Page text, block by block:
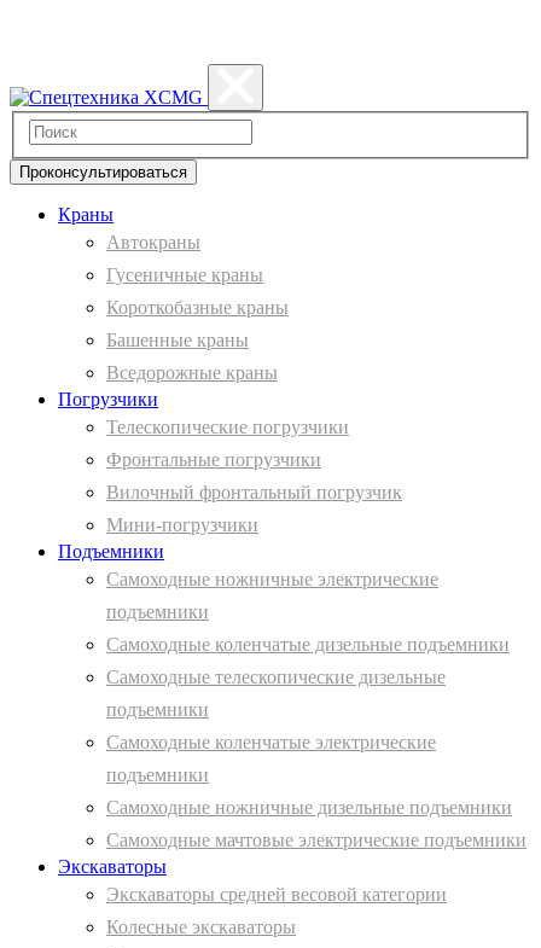
Проконсультироваться
Краны
Автокраны
Гусеничные краны
Короткобазные краны
Башенные краны
Вcедорожные краны
Погрузчики
Телескопические погрузчики
Фронтальные погрузчики
Вилочный фронтальный погрузчик
Мини-погрузчики
Подъемники
Самоходные ножничные электрические
подъемники
Самоходные коленчатые дизельные подъемники
Самоходные телескопические дизельные
подъемники
Самоходные коленчатые электрические
подъемники
Самоходные ножничные дизельные подъемники
Самоходные мачтовые электрические подъемники
Экскаваторы
Экскаваторы средней весовой категории
Колесные экскаваторы